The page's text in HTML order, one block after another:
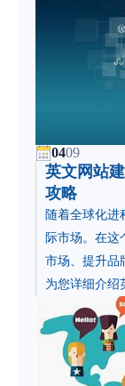
效开拓国际市
0409
英文网站
攻略
随着全球化进
际市场。在这
市场、提升品
为您详细介绍
际化。